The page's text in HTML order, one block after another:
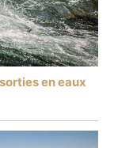
en eaux